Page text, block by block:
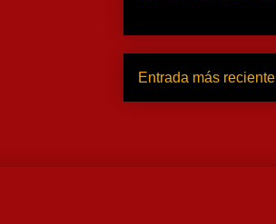
Entrada más reciente